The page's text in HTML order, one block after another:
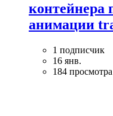
контейнера
анимации
1 подписчик
16 янв.
184 просмотра